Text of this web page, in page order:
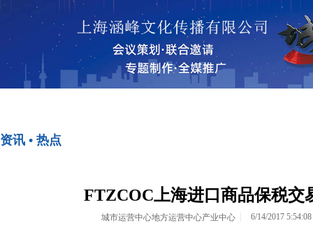
资讯 • 热点
FTZCOC上海进口商品保税交
城市运营中心地方运营中心产业中心 6/14/2017